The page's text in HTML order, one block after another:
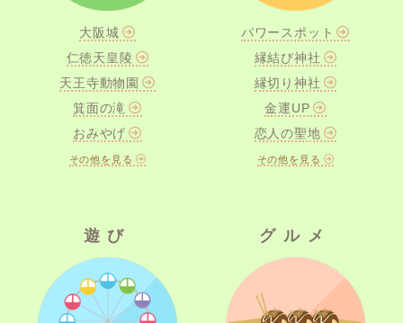
大阪城
仁徳天皇陵
天王寺動物園
箕面の滝
おみやげ
その他を見る
パワースポット
縁結び神社
縁切り神社
金運UP
恋人の聖地
その他を見る
遊び グルメ